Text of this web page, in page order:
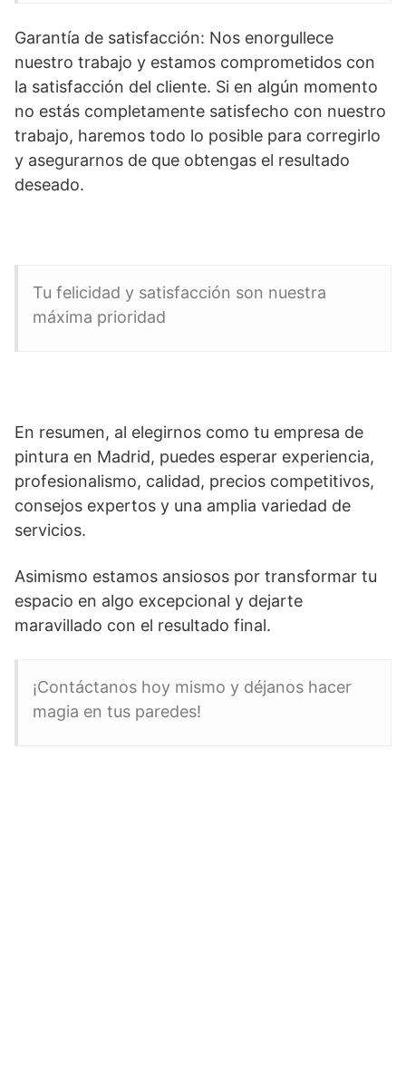
Garantía de satisfacción: Nos enorgullece
nuestro trabajo y estamos comprometidos con
la satisfacción del cliente. Si en algún momento
no estás completamente satisfecho con nuestro
trabajo, haremos todo lo posible para corregirlo
y asegurarnos de que obtengas el resultado
deseado.
Tu felicidad y satisfacción son nuestra
máxima prioridad
En resumen, al elegirnos como tu empresa de
pintura en Madrid, puedes esperar experiencia,
profesionalismo, calidad, precios competitivos,
consejos expertos y una amplia variedad de
servicios.
Asimismo estamos ansiosos por transformar tu
espacio en algo excepcional y dejarte
maravillado con el resultado final.
¡Contáctanos hoy mismo y déjanos hacer
magia en tus paredes!